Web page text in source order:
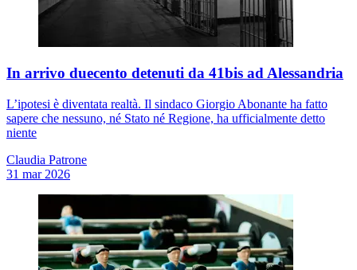
In arrivo duecento detenuti da 41bis ad Alessandria
L’ipotesi è diventata realtà. Il sindaco Giorgio Abonante ha fatto
sapere che nessuno, né Stato né Regione, ha ufficialmente detto
niente
Claudia Patrone
31 mar 2026